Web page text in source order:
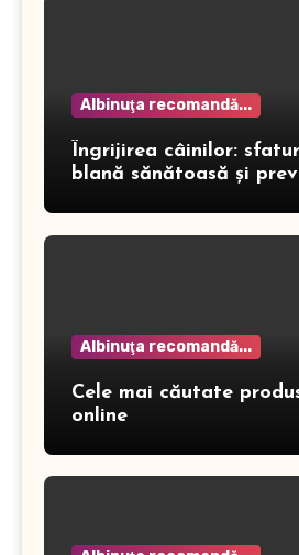
Albinuţa recomandă...
Îngrijirea câinilor:
blană sănătoasă și
Albinuţa recomandă...
Cele mai căutate
online